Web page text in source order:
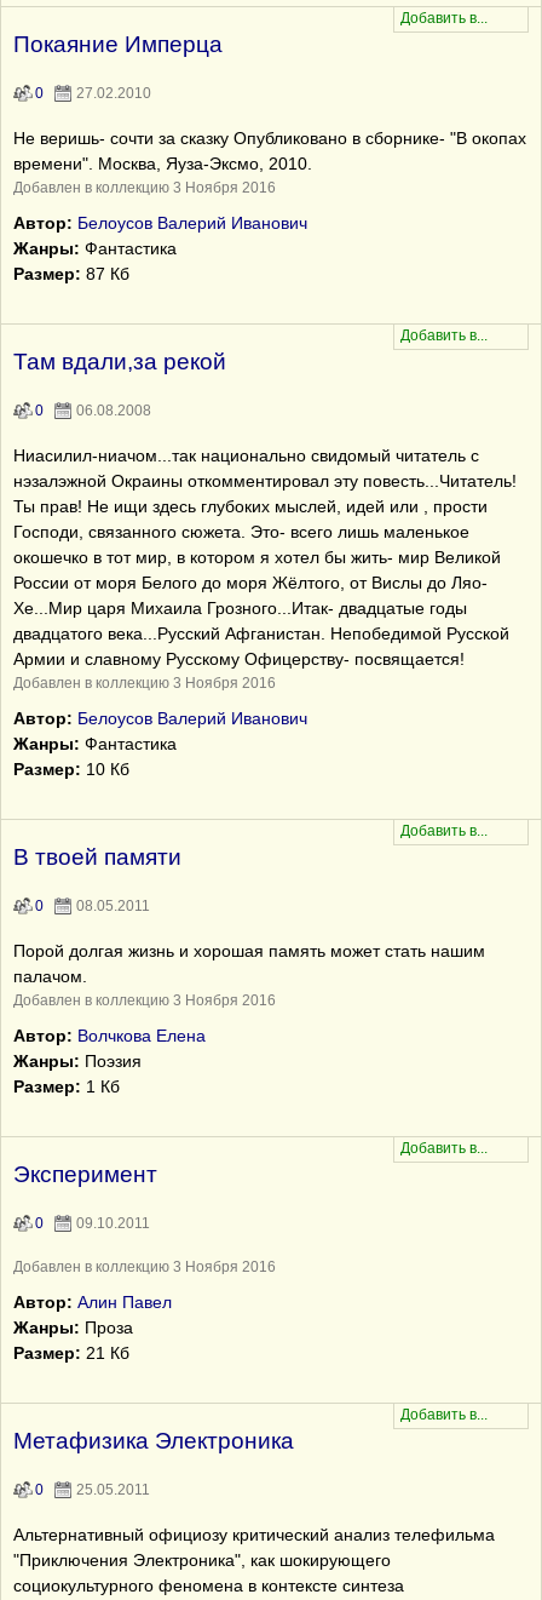
Покаяние Имперца
0 27.02.2010
Не веришь- сочти за сказку Опубликовано в сборнике- "В окопах
времени". Москва, Яуза-Эксмо, 2010.
Добавлен в коллекцию 3 Ноября 2016
Автор: Белоусов Валерий Иванович
Жанры: Фантастика
Размер: 87 Кб
Там вдали,за рекой
0 06.08.2008
Ниасилил-ниачом...так национально свидомый читатель с
нэзалэжной Окраины откомментировал эту повесть...Читатель!
Ты прав! Не ищи здесь глубоких мыслей, идей или , прости
Господи, связанного сюжета. Это- всего лишь маленькое
окошечко в тот мир, в котором я хотел бы жить- мир Великой
России от моря Белого до моря Жёлтого, от Вислы до Ляо-
Хе...Мир царя Михаила Грозного...Итак- двадцатые годы
двадцатого века...Русский Афганистан. Непобедимой Русской
Армии и славному Русскому Офицерству- посвящается!
Добавлен в коллекцию 3 Ноября 2016
Автор: Белоусов Валерий Иванович
Жанры: Фантастика
Размер: 10 Кб
В твоей памяти
0 08.05.2011
Порой долгая жизнь и хорошая память может стать нашим
палачом.
Добавлен в коллекцию 3 Ноября 2016
Автор: Волчкова Елена
Жанры: Поэзия
Размер: 1 Кб
Эксперимент
0 09.10.2011
Добавлен в коллекцию 3 Ноября 2016
Автор: Алин Павел
Жанры: Проза
Размер: 21 Кб
Метафизика Электроника
0 25.05.2011
Альтернативный официозу критический анализ телефильма
"Приключения Электроника", как шокирующего
социокультурного феномена в контексте синтеза